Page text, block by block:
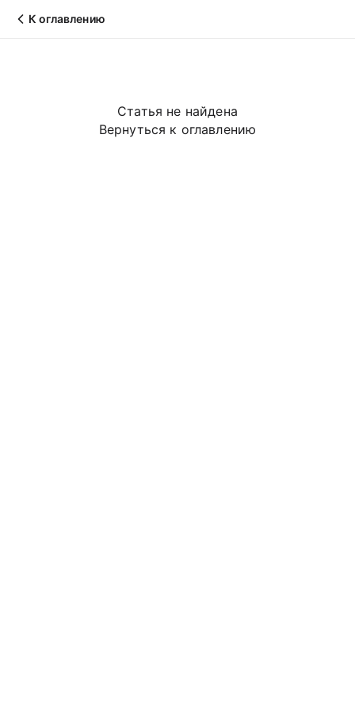
К оглавлению
Статья не найдена
Вернуться к оглавлению